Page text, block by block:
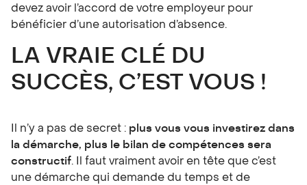
devez avoir l’accord de votre employeur pour
bénéficier d’une autorisation d’absence.
LA VRAIE CLÉ DU
SUCCÈS, C’EST VOUS !
Il n’y a pas de secret : plus vous vous investirez dans
la démarche, plus le bilan de compétences sera
constructif. Il faut vraiment avoir en tête que c’est
une démarche qui demande du temps et de